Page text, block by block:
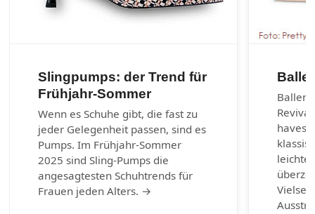
Slingpumps: der Trend für
Frühjahr-Sommer
Wenn es Schuhe gibt, die fast zu
jeder Gelegenheit passen, sind es
Pumps. Im Frühjahr-Sommer
2025 sind Sling-Pumps die
angesagtesten Schuhtrends für
Frauen jeden Alters. →
haves